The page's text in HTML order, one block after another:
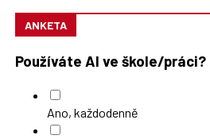
ANKETA
Používáte AI ve škole/práci?
Ano, každodenně